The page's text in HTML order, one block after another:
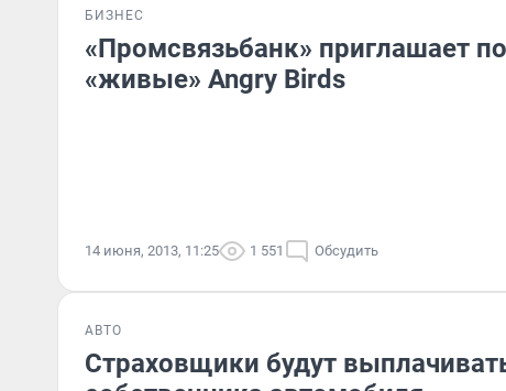
БИЗНЕС
«Промсвязьбанк» приглашает
«живые» Angry Birds
14 июня, 2013, 11:25 1 551 Обсудить
АВТО
Страховщики будут